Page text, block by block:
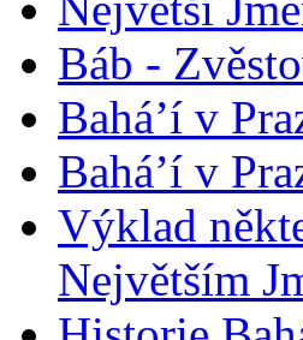
Báb -
Bahá’í v
Bahá’í v
Výklad
Největším